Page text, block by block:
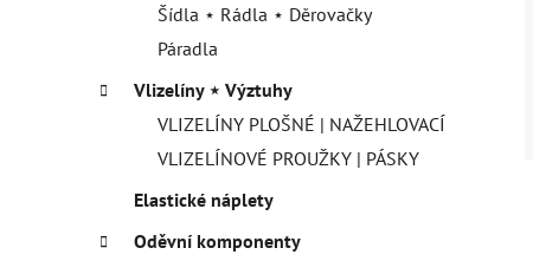
Šídla ⋆ Rádla ⋆ Děrovačky
Páradla
Vlizelíny ⋆ Výztuhy
VLIZELÍNY PLOŠNÉ | NAŽEHLOVACÍ
VLIZELÍNOVÉ PROUŽKY | PÁSKY
Elastické náplety
Oděvní komponenty